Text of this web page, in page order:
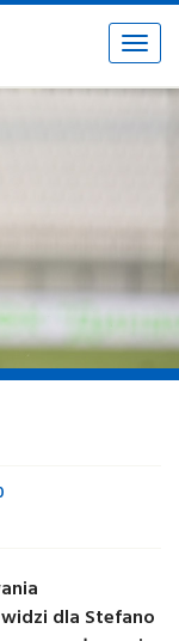
Toggle
dla Stefano